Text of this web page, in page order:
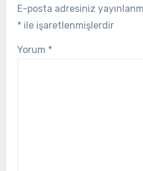
E-posta adresiniz
* ile işaretlenmişlerdir
Yorum *